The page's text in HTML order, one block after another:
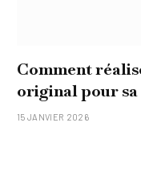
Comment
original pour
15 JANVIER 2026